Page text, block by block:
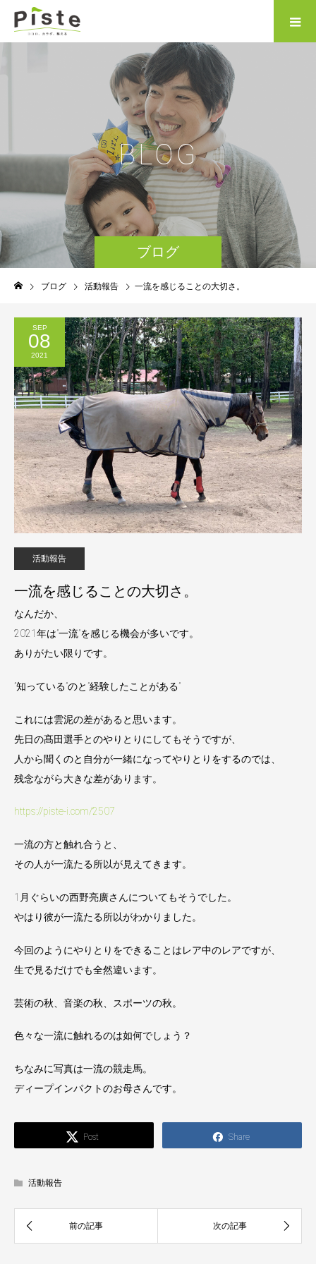
ブログ
BLOG
ブログ 活動報告 一流を感じることの大切さ。
SEP
08
2021
活動報告
一流を感じることの大切さ。
なんだか、
2021年は”一流”を感じる機会が多いです。
ありがたい限りです。
”知っている”のと”経験したことがある”
これには雲泥の差があると思います。
先日の髙田選手とのやりとりにしてもそうですが、
人から聞くのと自分が一緒になってやりとりをするのでは、
残念ながら大きな差があります。
https://piste-i.com/2507
一流の方と触れ合うと、
その人が一流たる所以が見えてきます。
1月ぐらいの西野亮廣さんについてもそうでした。
やはり彼が一流たる所以がわかりました。
今回のようにやりとりをできることはレア中のレアですが、
生で見るだけでも全然違います。
芸術の秋、音楽の秋、スポーツの秋。
色々な一流に触れるのは如何でしょう？
ちなみに写真は一流の競走馬。
ディープインパクトのお母さんです。
Post Share
活動報告